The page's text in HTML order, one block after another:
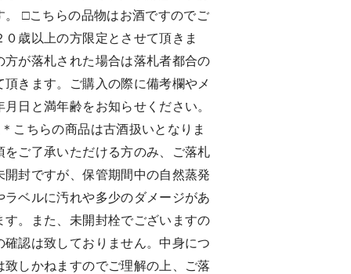
。 □こちらの品物はお酒ですのでご
０歳以上の方限定とさせて頂きま
方が落札された場合は落札者都合の
頂きます。ご購入の際に備考欄やメ
日と満年齢をお知らせください。
こちらの商品は古酒扱いとなりま
をご了承いただける方のみ、ご落札
開封ですが、保管期間中の自然蒸発
ラベルに汚れや多少のダメージがあ
す。また、未開封栓でございますの
確認は致しておりません。中身につ
致しかねますのでご理解の上、ご落